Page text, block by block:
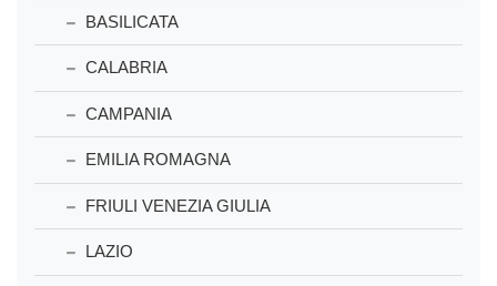
BASILICATA
CALABRIA
CAMPANIA
EMILIA ROMAGNA
FRIULI VENEZIA GIULIA
LAZIO